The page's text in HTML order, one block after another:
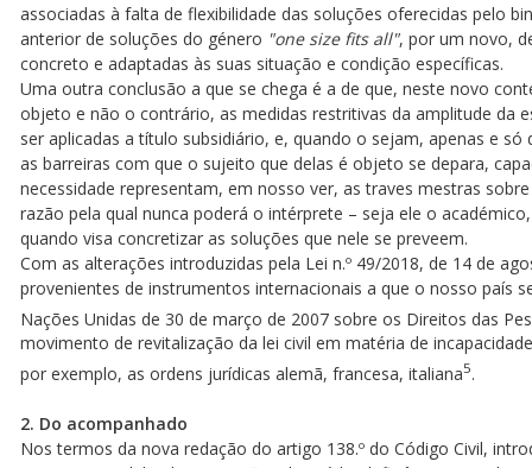
associadas à falta de flexibilidade das soluções oferecidas pelo
anterior de soluções do género "one size fits all", por um novo,
concreto e adaptadas às suas situação e condição específicas.
Uma outra conclusão a que se chega é a de que, neste novo
objeto e não o contrário, as medidas restritivas da amplitude da
ser aplicadas a título subsidiário, e, quando o sejam, apenas e
as barreiras com que o sujeito que delas é objeto se depara,
necessidade representam, em nosso ver, as traves mestras
razão pela qual nunca poderá o intérprete – seja ele o
quando visa concretizar as soluções que nele se preveem.
Com as alterações introduzidas pela Lei n.º 49/2018, de 14 de
provenientes de instrumentos internacionais a que o nosso país
Nações Unidas de 30 de março de 2007 sobre os Direitos das
movimento de revitalização da lei civil em matéria de
por exemplo, as ordens jurídicas alemã, francesa, italiana5.
2. Do acompanhado
Nos termos da nova redação do artigo 138.º do Código Civil,